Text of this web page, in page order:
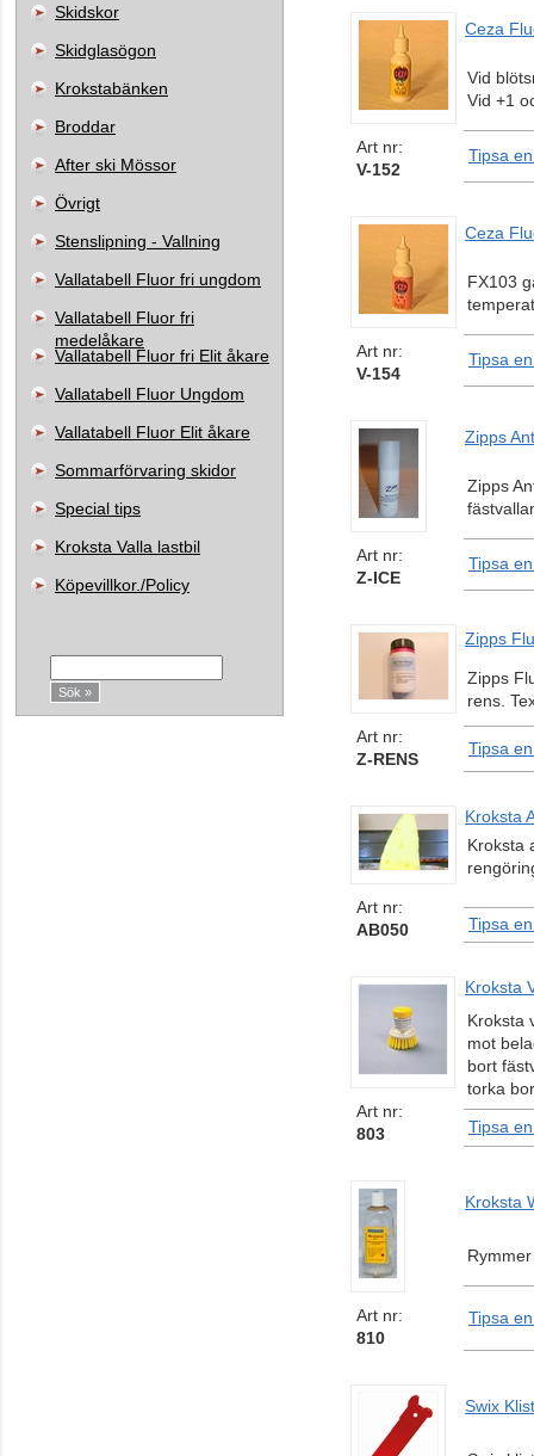
Skidskor
Skidglasögon
Krokstabänken
Broddar
After ski Mössor
Övrigt
Stenslipning - Vallning
Vallatabell Fluor fri ungdom
Vallatabell Fluor fri
medelåkare
Vallatabell Fluor fri Elit åkare
Vallatabell Fluor Ungdom
Vallatabell Fluor Elit åkare
Sommarförvaring skidor
Special tips
Kroksta Valla lastbil
Köpevillkor./Policy
Art nr:
V-152
Ceza
Vid
Vid +1
Tipsa
Art nr:
V-154
Ceza
FX103
Tipsa
Art nr:
Z-ICE
Zipps
Zipps
Tipsa
Art nr:
Z-RENS
Zipps
Zipps
rens.
Tipsa
Art nr:
AB050
Kroksta
Kroksta
Tipsa
Art nr:
803
Kroksta
Kroksta
mot
bort
torka
Tipsa
Art nr:
810
Kroksta
Tipsa
Swix